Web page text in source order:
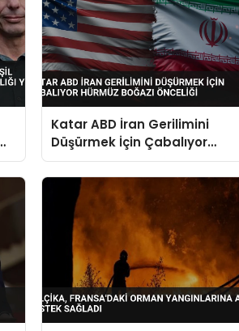
Katar ABD İran Gerilimini
Düşürmek İçin Çabalıyor
Hürmüz Boğazı Önceliği